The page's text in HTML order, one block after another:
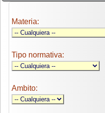
Materia:
Tipo normativa:
Ambito: